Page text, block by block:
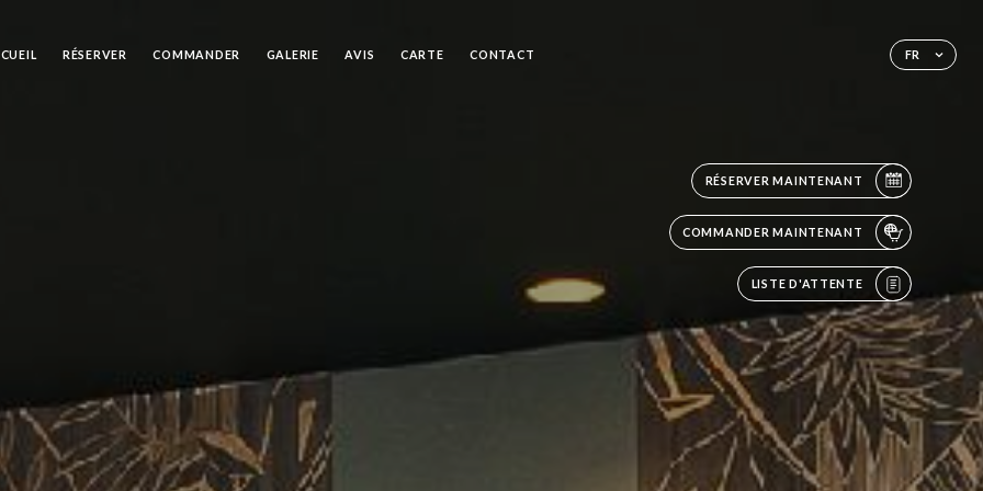
FR
RÉSERVER COMMANDER GALERIE AVIS CARTE CONTACT
RÉSERVER MAINTENANT
COMMANDER MAINTENANT
LISTE D'ATTENTE